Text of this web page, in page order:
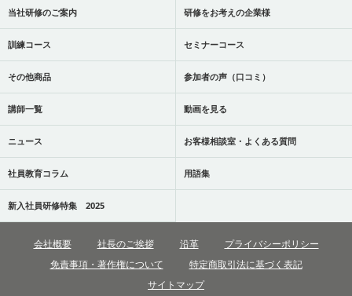
当社研修のご案内 研修をお考えの企業様
訓練コース セミナーコース
その他商品 参加者の声（口コミ）
講師一覧 動画を見る
ニュース お客様相談室・よくある質問
社員教育コラム 用語集
新入社員研修特集 2025
会社概要 社長のご挨拶 沿革
プライバシーポリシー
免責事項・著作権について
特定商取引法に基づく表記
サイトマップ